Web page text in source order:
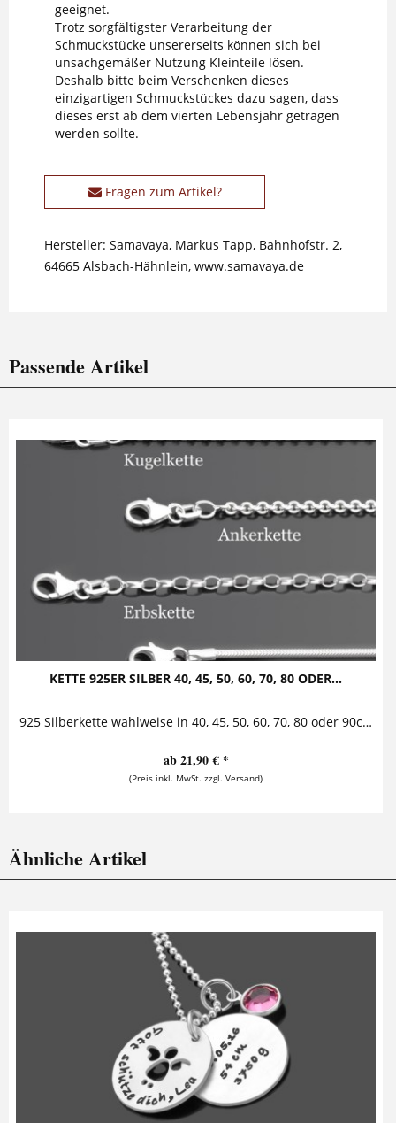
geeignet.
Trotz sorgfältigster Verarbeitung der
Schmuckstücke unsererseits können sich bei
unsachgemäßer Nutzung Kleinteile lösen.
Deshalb bitte beim Verschenken dieses
einzigartigen Schmuckstückes dazu sagen, dass
dieses erst ab dem vierten Lebensjahr getragen
werden sollte.
Fragen zum Artikel?
Hersteller: Samavaya, Markus Tapp, Bahnhofstr. 2,
64665 Alsbach-Hähnlein, www.samavaya.de
Passende Artikel
KETTE 925ER SILBER 40, 45, 50, 60, 70, 80 ODER...
925 Silberkette wahlweise in 40, 45, 50, 60, 70, 80 oder 90cm Kugel-, Anker-, Erbs- oder Schlangenkette aus 925er Sterling Silber jeweils erhältlich in den Längen 40cm, 45cm, 50cm,...
ab 21,90 € *
(Preis inkl. MwSt. zzgl. Versand)
Ähnliche Artikel